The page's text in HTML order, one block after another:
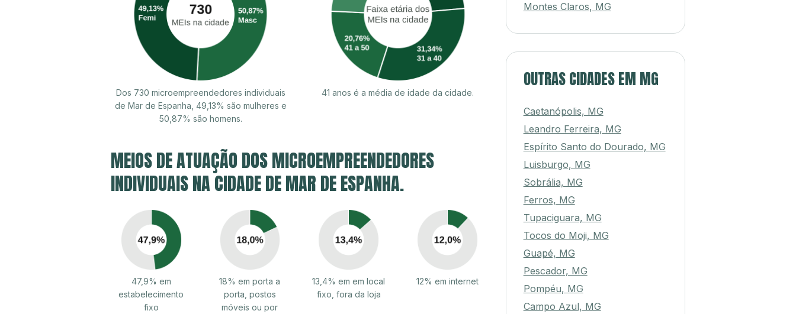
Dos 730 microempreendedores individuais
de Mar de Espanha, 49,13% são mulheres e
50,87% são homens.
41 anos é a média de idade da cidade.
MEIOS DE ATUAÇÃO DOS MICROEMPREENDEDORES
INDIVIDUAIS NA CIDADE DE MAR DE ESPANHA.
47,9% em
estabelecimento
fixo
18% em porta a
porta, postos
móveis ou por
13,4% em em local
fixo, fora da loja
12% em internet
Montes Claros, MG
OUTRAS CIDADES EM MG
Caetanópolis, MG
Leandro Ferreira, MG
Espírito Santo do Dourado, MG
Luisburgo, MG
Sobrália, MG
Ferros, MG
Tupaciguara, MG
Tocos do Moji, MG
Guapé, MG
Pescador, MG
Pompéu, MG
Campo Azul, MG